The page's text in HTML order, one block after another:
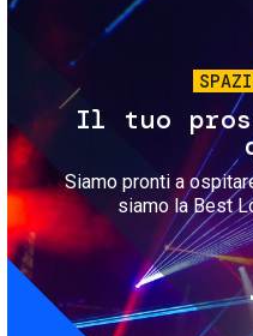
Il tuo
Siamo pronti a
siamo la Best